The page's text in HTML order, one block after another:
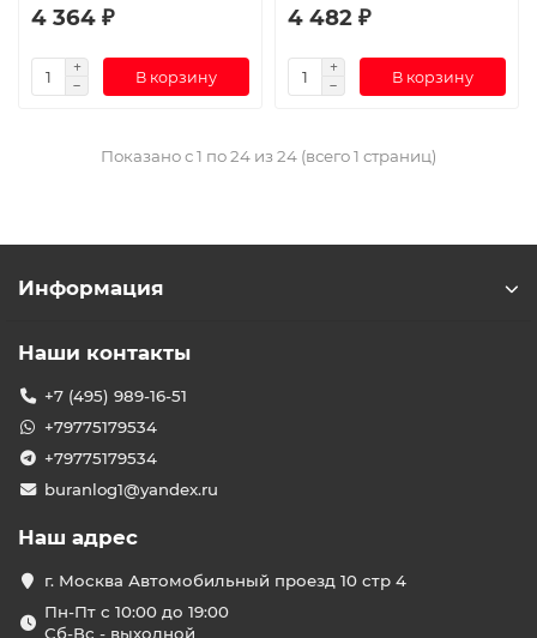
4 364 ₽
В корзину
4 482 ₽
В корзину
Показано с 1 по 24 из 24 (всего 1 страниц)
Информация
Наши контакты
+7 (495) 989-16-51
+79775179534
+79775179534
buranlog1@yandex.ru
Наш адрес
г. Москва Автомобильный проезд 10 стр 4
Пн-Пт с 10:00 до 19:00
Сб-Вс - выходной